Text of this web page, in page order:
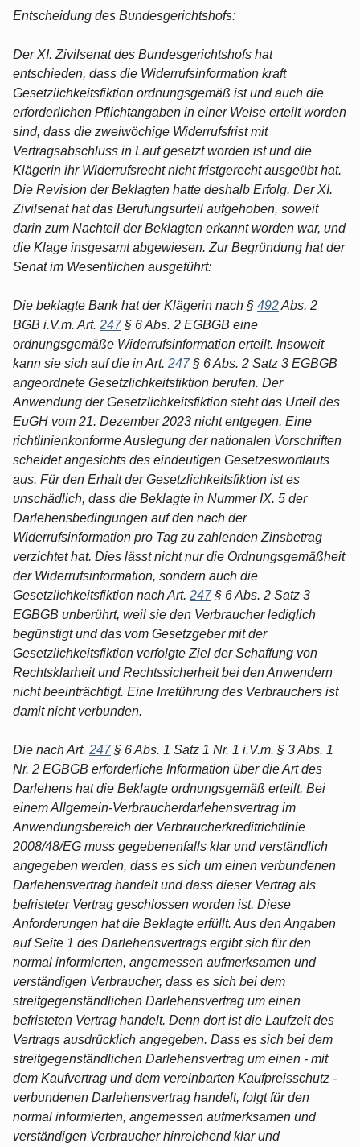
Entscheidung des Bundesgerichtshofs:
Der XI. Zivilsenat des Bundesgerichtshofs hat
entschieden, dass die Widerrufsinformation kraft
Gesetzlichkeitsfiktion ordnungsgemäß ist und auch die
erforderlichen Pflichtangaben in einer Weise erteilt worden
sind, dass die zweiwöchige Widerrufsfrist mit
Vertragsabschluss in Lauf gesetzt worden ist und die
Klägerin ihr Widerrufsrecht nicht fristgerecht ausgeübt hat.
Die Revision der Beklagten hatte deshalb Erfolg. Der XI.
Zivilsenat hat das Berufungsurteil aufgehoben, soweit
darin zum Nachteil der Beklagten erkannt worden war, und
die Klage insgesamt abgewiesen. Zur Begründung hat der
Senat im Wesentlichen ausgeführt:
Die beklagte Bank hat der Klägerin nach § 492Abs. 2
BGB i.V.m. Art. 247§ 6 Abs. 2 EGBGB eine
ordnungsgemäße Widerrufsinformation erteilt. Insoweit
kann sie sich auf die in Art. 247§ 6 Abs. 2 Satz 3 EGBGB
angeordnete Gesetzlichkeitsfiktion berufen. Der
Anwendung der Gesetzlichkeitsfiktion steht das Urteil des
EuGH vom 21. Dezember 2023 nicht entgegen. Eine
richtlinienkonforme Auslegung der nationalen Vorschriften
scheidet angesichts des eindeutigen Gesetzeswortlauts
aus. Für den Erhalt der Gesetzlichkeitsfiktion ist es
unschädlich, dass die Beklagte in Nummer IX. 5 der
Darlehensbedingungen auf den nach der
Widerrufsinformation pro Tag zu zahlenden Zinsbetrag
verzichtet hat. Dies lässt nicht nur die Ordnungsgemäßheit
der Widerrufsinformation, sondern auch die
Gesetzlichkeitsfiktion nach Art. 247§ 6 Abs. 2 Satz 3
EGBGB unberührt, weil sie den Verbraucher lediglich
begünstigt und das vom Gesetzgeber mit der
Gesetzlichkeitsfiktion verfolgte Ziel der Schaffung von
Rechtsklarheit und Rechtssicherheit bei den Anwendern
nicht beeinträchtigt. Eine Irreführung des Verbrauchers ist
damit nicht verbunden.
Die nach Art. 247§ 6 Abs. 1 Satz 1 Nr. 1 i.V.m. § 3 Abs. 1
Nr. 2 EGBGB erforderliche Information über die Art des
Darlehens hat die Beklagte ordnungsgemäß erteilt. Bei
einem Allgemein-Verbraucherdarlehensvertrag im
Anwendungsbereich der Verbraucherkreditrichtlinie
2008/48/EG muss gegebenenfalls klar und verständlich
angegeben werden, dass es sich um einen verbundenen
Darlehensvertrag handelt und dass dieser Vertrag als
befristeter Vertrag geschlossen worden ist. Diese
Anforderungen hat die Beklagte erfüllt. Aus den Angaben
auf Seite 1 des Darlehensvertrags ergibt sich für den
normal informierten, angemessen aufmerksamen und
verständigen Verbraucher, dass es sich bei dem
streitgegenständlichen Darlehensvertrag um einen
befristeten Vertrag handelt. Denn dort ist die Laufzeit des
Vertrags ausdrücklich angegeben. Dass es sich bei dem
streitgegenständlichen Darlehensvertrag um einen - mit
dem Kaufvertrag und dem vereinbarten Kaufpreisschutz -
verbundenen Darlehensvertrag handelt, folgt für den
normal informierten, angemessen aufmerksamen und
verständigen Verbraucher hinreichend klar und